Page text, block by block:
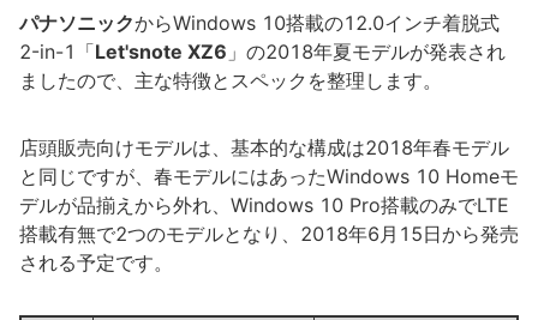
パナソニックからWindows 10搭載の12.0インチ着脱式
2-in-1「Let'snote XZ6 」の2018年夏モデルが発表され
ましたので、主な特徴とスペックを整理します。
店頭販売向けモデルは、基本的な構成は2018年春モデル
と同じですが、春モデルにはあったWindows 10 Homeモ
デルが品揃えから外れ、Windows 10 Pro搭載のみでLTE
搭載有無で2つのモデルとなり、2018年6月15日から発売
される予定です。